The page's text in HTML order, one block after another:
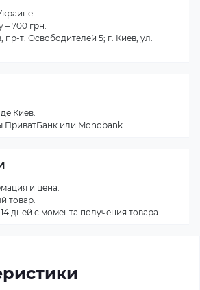
– 700 грн.
пр-т. Освободителей 5; г. Киев, ул.
Киев.
ПриватБанк или Monobank.
и цена.
товар.
дней с момента получения товара.